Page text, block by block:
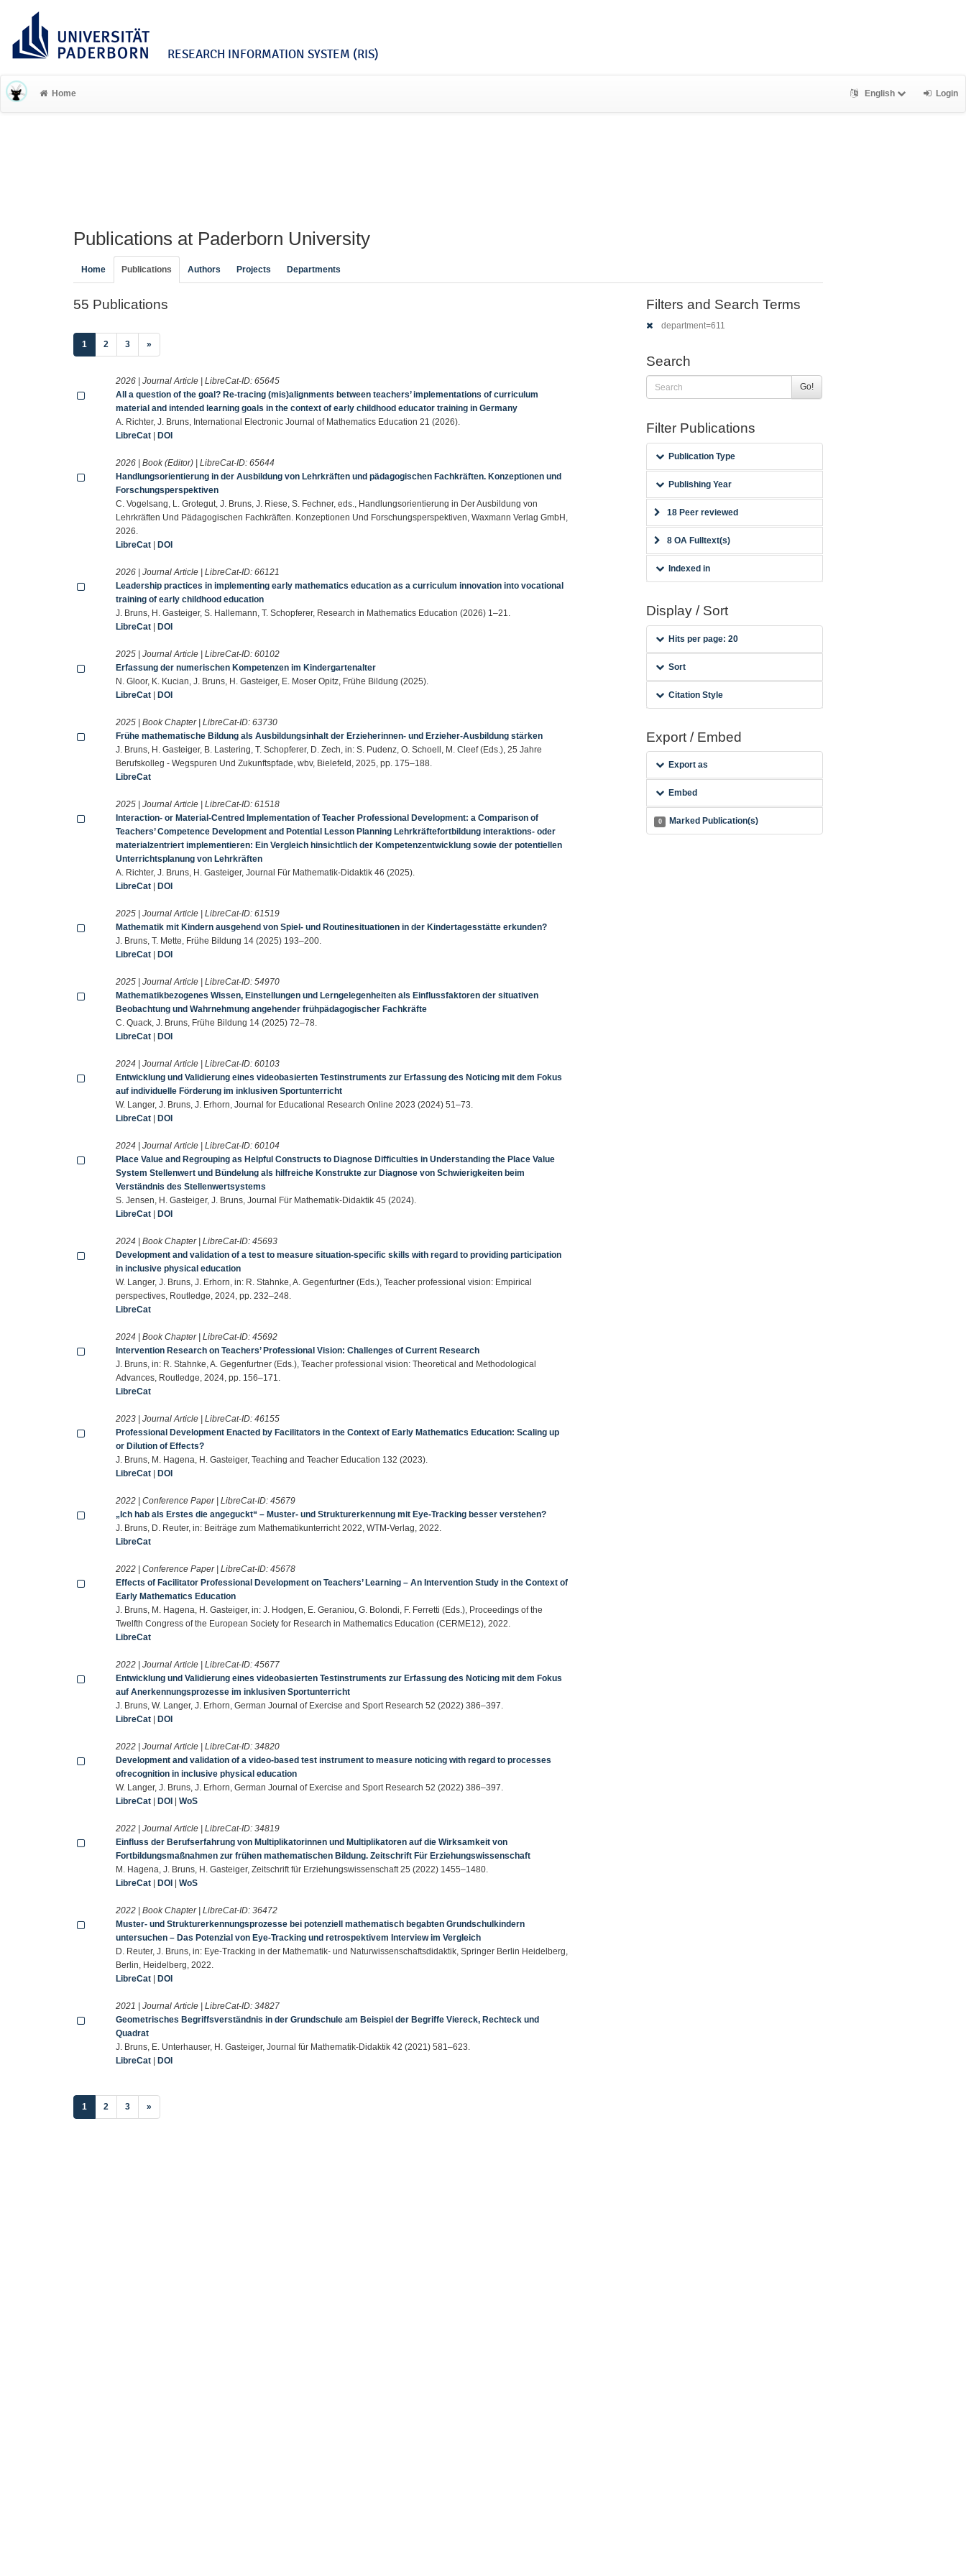
RESEARCH INFORMATION SYSTEM (RIS)
Home English Login
Publications at Paderborn University
Home Publications Authors Projects Departments
55 Publications
1 (current)
2 3 »
2026 | Journal Article | LibreCat-ID:65645
All a question of the goal? Re-tracing (mis)alignments between teachers’ implementations of curriculum
material and intended learning goals in the context of early childhood educator training in Germany
A. Richter, J. Bruns, International Electronic Journal of Mathematics Education 21 (2026).
LibreCat |DOI
2026 | Book (Editor) | LibreCat-ID:65644
Handlungsorientierung in der Ausbildung von Lehrkräften und pädagogischen Fachkräften. Konzeptionen und
Forschungsperspektiven
C. Vogelsang, L. Grotegut, J. Bruns, J. Riese, S. Fechner, eds., Handlungsorientierung in Der Ausbildung von
Lehrkräften Und Pädagogischen Fachkräften. Konzeptionen Und Forschungsperspektiven, Waxmann Verlag GmbH,
2026.
LibreCat |DOI
2026 | Journal Article | LibreCat-ID:66121
Leadership practices in implementing early mathematics education as a curriculum innovation into vocational
training of early childhood education
J. Bruns, H. Gasteiger, S. Hallemann, T. Schopferer, Research in Mathematics Education (2026) 1–21.
LibreCat |DOI
2025 | Journal Article | LibreCat-ID:60102
Erfassung der numerischen Kompetenzen im Kindergartenalter
N. Gloor, K. Kucian, J. Bruns, H. Gasteiger, E. Moser Opitz, Frühe Bildung (2025).
LibreCat |DOI
2025 | Book Chapter | LibreCat-ID:63730
Frühe mathematische Bildung als Ausbildungsinhalt der Erzieherinnen- und Erzieher-Ausbildung stärken
J. Bruns, H. Gasteiger, B. Lastering, T. Schopferer, D. Zech, in: S. Pudenz, O. Schoell, M. Cleef (Eds.), 25 Jahre
Berufskolleg - Wegspuren Und Zukunftspfade, wbv, Bielefeld, 2025, pp. 175–188.
LibreCat
2025 | Journal Article | LibreCat-ID:61518
Interaction- or Material-Centred Implementation of Teacher Professional Development: a Comparison of
Teachers’ Competence Development and Potential Lesson Planning Lehrkräftefortbildung interaktions- oder
materialzentriert implementieren: Ein Vergleich hinsichtlich der Kompetenzentwicklung sowie der potentiellen
Unterrichtsplanung von Lehrkräften
A. Richter, J. Bruns, H. Gasteiger, Journal Für Mathematik-Didaktik 46 (2025).
LibreCat |DOI
2025 | Journal Article | LibreCat-ID:61519
Mathematik mit Kindern ausgehend von Spiel- und Routinesituationen in der Kindertagesstätte erkunden?
J. Bruns, T. Mette, Frühe Bildung 14 (2025) 193–200.
LibreCat |DOI
2025 | Journal Article | LibreCat-ID:54970
Mathematikbezogenes Wissen, Einstellungen und Lerngelegenheiten als Einflussfaktoren der situativen
Beobachtung und Wahrnehmung angehender frühpädagogischer Fachkräfte
C. Quack, J. Bruns, Frühe Bildung 14 (2025) 72–78.
LibreCat |DOI
2024 | Journal Article | LibreCat-ID:60103
Entwicklung und Validierung eines videobasierten Testinstruments zur Erfassung des Noticing mit dem Fokus
auf individuelle Förderung im inklusiven Sportunterricht
W. Langer, J. Bruns, J. Erhorn, Journal for Educational Research Online 2023 (2024) 51–73.
LibreCat |DOI
2024 | Journal Article | LibreCat-ID:60104
Place Value and Regrouping as Helpful Constructs to Diagnose Difficulties in Understanding the Place Value
System Stellenwert und Bündelung als hilfreiche Konstrukte zur Diagnose von Schwierigkeiten beim
Verständnis des Stellenwertsystems
S. Jensen, H. Gasteiger, J. Bruns, Journal Für Mathematik-Didaktik 45 (2024).
LibreCat |DOI
2024 | Book Chapter | LibreCat-ID:45693
Development and validation of a test to measure situation-specific skills with regard to providing participation
in inclusive physical education
W. Langer, J. Bruns, J. Erhorn, in: R. Stahnke, A. Gegenfurtner (Eds.), Teacher professional vision: Empirical
perspectives, Routledge, 2024, pp. 232–248.
LibreCat
2024 | Book Chapter | LibreCat-ID:45692
Intervention Research on Teachers’ Professional Vision: Challenges of Current Research
J. Bruns, in: R. Stahnke, A. Gegenfurtner (Eds.), Teacher professional vision: Theoretical and Methodological
Advances, Routledge, 2024, pp. 156–171.
LibreCat
2023 | Journal Article | LibreCat-ID:46155
Professional Development Enacted by Facilitators in the Context of Early Mathematics Education: Scaling up
or Dilution of Effects?
J. Bruns, M. Hagena, H. Gasteiger, Teaching and Teacher Education 132 (2023).
LibreCat |DOI
2022 | Conference Paper | LibreCat-ID:45679
„Ich hab als Erstes die angeguckt“ – Muster- und Strukturerkennung mit Eye-Tracking besser verstehen?
J. Bruns, D. Reuter, in: Beiträge zum Mathematikunterricht 2022, WTM-Verlag, 2022.
LibreCat
2022 | Conference Paper | LibreCat-ID:45678
Effects of Facilitator Professional Development on Teachers’ Learning – An Intervention Study in the Context of
Early Mathematics Education
J. Bruns, M. Hagena, H. Gasteiger, in: J. Hodgen, E. Geraniou, G. Bolondi, F. Ferretti (Eds.), Proceedings of the
Twelfth Congress of the European Society for Research in Mathematics Education (CERME12), 2022.
LibreCat
2022 | Journal Article | LibreCat-ID:45677
Entwicklung und Validierung eines videobasierten Testinstruments zur Erfassung des Noticing mit dem Fokus
auf Anerkennungsprozesse im inklusiven Sportunterricht
J. Bruns, W. Langer, J. Erhorn, German Journal of Exercise and Sport Research 52 (2022) 386–397.
LibreCat |DOI
2022 | Journal Article | LibreCat-ID:34820
Development and validation of a video-based test instrument to measure noticing with regard to processes
ofrecognition in inclusive physical education
W. Langer, J. Bruns, J. Erhorn, German Journal of Exercise and Sport Research 52 (2022) 386–397.
LibreCat |DOI |WoS
2022 | Journal Article | LibreCat-ID:34819
Einfluss der Berufserfahrung von Multiplikatorinnen und Multiplikatoren auf die Wirksamkeit von
Fortbildungsmaßnahmen zur frühen mathematischen Bildung. Zeitschrift Für Erziehungswissenschaft
M. Hagena, J. Bruns, H. Gasteiger, Zeitschrift für Erziehungswissenschaft 25 (2022) 1455–1480.
LibreCat |DOI |WoS
2022 | Book Chapter | LibreCat-ID:36472
Muster- und Strukturerkennungsprozesse bei potenziell mathematisch begabten Grundschulkindern
untersuchen – Das Potenzial von Eye-Tracking und retrospektivem Interview im Vergleich
D. Reuter, J. Bruns, in: Eye-Tracking in der Mathematik- und Naturwissenschaftsdidaktik, Springer Berlin Heidelberg,
Berlin, Heidelberg, 2022.
LibreCat |DOI
2021 | Journal Article | LibreCat-ID:34827
Geometrisches Begriffsverständnis in der Grundschule am Beispiel der Begriffe Viereck, Rechteck und
Quadrat
J. Bruns, E. Unterhauser, H. Gasteiger, Journal für Mathematik-Didaktik 42 (2021) 581–623.
LibreCat |DOI
1 (current)
2 3 »
Filters and Search Terms
department=611
Search
Go!
Filter Publications
Publication Type
Publishing Year
18 Peer reviewed
8 OA Fulltext(s)
Indexed in
Display / Sort
Hits per page: 20
Sort
Citation Style
Export / Embed
Export as
Embed
0 Marked Publication(s)